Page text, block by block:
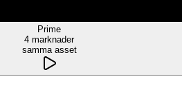
Prime
4 marknader
samma asset